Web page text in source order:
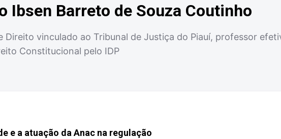
Ibsen Barreto de Souza Coutinho
Direito vinculado ao Tribunal de Justiça do Piauí, professor
Constitucional pelo IDP
e a atuação da Anac na regulação